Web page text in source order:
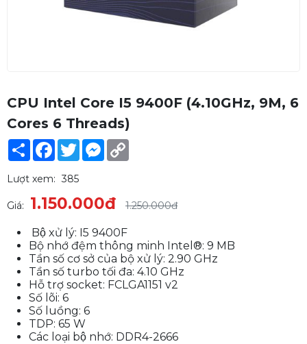
CPU Intel Core I5 9400F (4.10GHz, 9M, 6
Cores 6 Threads)
Share Facebook
TwitterMessenger
Lượt xem: 385
Giá: 1.150.000đ 1.250.000đ
Bộ xử lý: I5 9400F
Bộ nhớ đệm thông minh Intel®: 9 MB
Tần số cơ sở của bộ xử lý: 2.90 GHz
Tần số turbo tối đa: 4.10 GHz
Hỗ trợ socket: FCLGA1151 v2
Số lõi: 6
Số luồng: 6
TDP: 65 W
Các loại bộ nhớ: DDR4-2666